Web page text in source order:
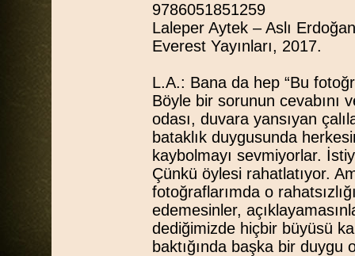
9786051851259
Laleper Aytek – Aslı
Everest Yayınları, 2017.
L.A.: Bana da hep “Bu
Böyle bir sorunun cevabını
odası, duvara yansıyan
bataklık duygusunda
kaybolmayı sevmiyorlar.
Çünkü öylesi rahatlatıyor.
fotoğraflarımda o
edemesinler,
dediğimizde hiçbir büyüsü
baktığında başka bir duygu